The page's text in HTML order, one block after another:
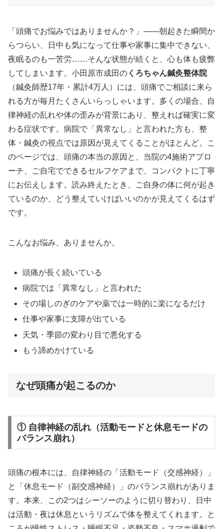
「頭痛でお悩みではありませんか？」——朝起きた瞬間か
らつらい、日中も気になって仕事や家事に集中できない、
夜眠るのも一苦労……そんな状態が続くと、心も体も疲弊
してしまいます。小田原市成田の くろちゃん鍼灸整体院
（鍼灸師歴17年・累計4万人）には、頭痛でご相談に来ら
れる方が毎月たくさんいらっしゃいます。多くの場合、自
律神経の乱れや体の歪みが背景にあり、整えれば確実に変
わる症状です。病院で「異常なし」と言われた方も、整
体・鍼灸の視点では原因が見えてくることがほとんど。こ
のページでは、頭痛の本当の原因と、当院の4施術アプロ
ーチ、ご自宅でできるセルフケアまで、コンパクトに丁寧
にお伝えします。読み終えたとき、ご自身の体に何が起き
ているのか、どう整えていけばいいのかが見えてくるはず
です。
こんなお悩み、ありませんか。
頭痛が長く続いている
病院では「異常なし」と言われた
その場しのぎのケアや薬では一時的に楽になるだけ
仕事や家事に支障が出ている
天気・季節の変わり目で悪化する
もう諦めかけている
なぜ頭痛が起こるのか
① 自律神経の乱れ（活動モードと休息モードの
バランス崩れ）
頭痛の根本には、自律神経の「活動モード（交感神経）」
と「休息モード（副交感神経）」のバランス崩れがありま
す。本来、この2つはシーソーのように切り替わり、日中
は活動・夜は休息というリズムで体を整えてくれます。と